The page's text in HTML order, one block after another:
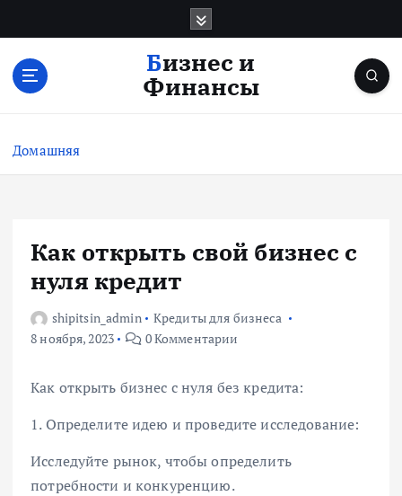
с
Бизнес и
Финансы
Домашняя
Как открыть свой бизнес с
нуля кредит
shipitsin_admin
Кредиты для бизнеса
8 ноября, 2023
0 Комментарии
Как открыть бизнес с нуля без кредита:
1. Определите идею и проведите исследование:
Исследуйте рынок, чтобы определить
потребности и конкуренцию.